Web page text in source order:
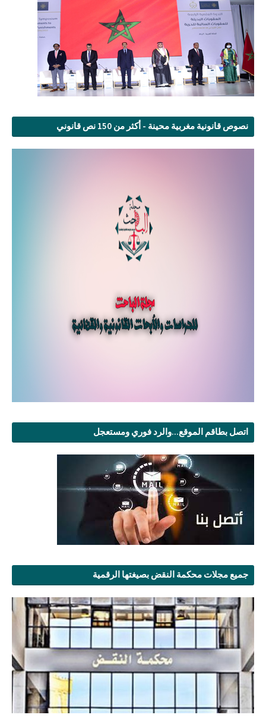
نصوص قانونية مغربية محينة - أكثر من 150 نص قانوني
اتصل بطاقم الموقع...والرد فوري ومستعجل
جميع مجلات محكمة النقض بصيغتها الرقمية